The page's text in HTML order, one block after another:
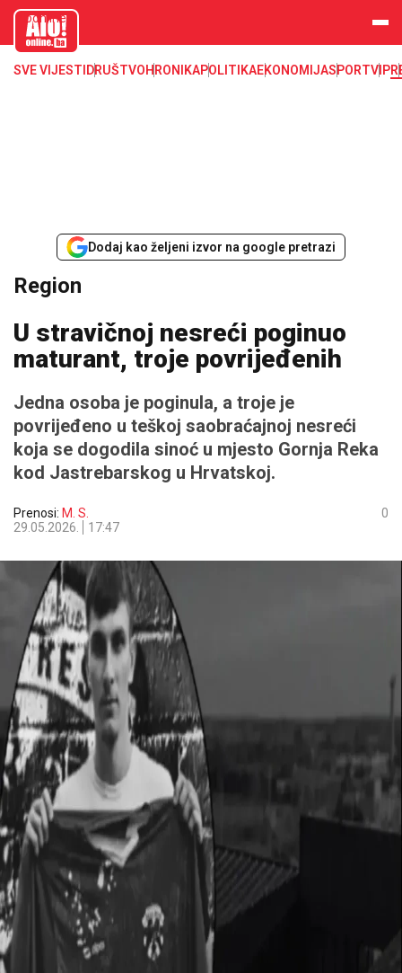
aloonline.b
SVE VIJESTI DRUŠTVOHRONIKAPOLITIKAEKONOMIJASPORTVIP
Dodaj kao željeni izvor na google pretrazi
Region
U stravičnoj nesreći poginuo
maturant, troje povrijeđenih
Jedna osoba je poginula, a troje je
povrijeđeno u teškoj saobraćajnoj nesreći
koja se dogodila sinoć u mjesto Gornja Reka
kod Jastrebarskog u Hrvatskoj.
Prenosi: M. S.
29.05.2026.
17:47
0